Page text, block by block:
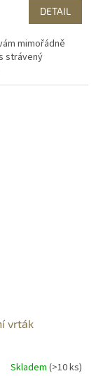
DETAIL
mimořádně
strávený
vrták
Skladem (>10 ks)